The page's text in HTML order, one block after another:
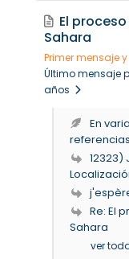
El
Sahara
Primer mensaje
Último mensaje
años
En
12323)
Re: El
Sahara
ver